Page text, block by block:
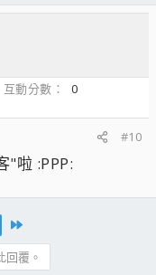
互動分數
0
#10
"啦 :PPP:
回覆。